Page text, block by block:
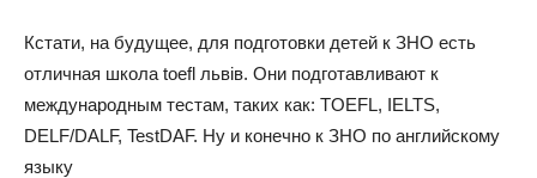
Кстати, на будущее, для подготовки детей к ЗНО есть
отличная школа toefl львів. Они подготавливают к
международным тестам, таких как: TOEFL, IELTS,
DELF/DALF, TestDAF. Ну и конечно к ЗНО по английскому
языку